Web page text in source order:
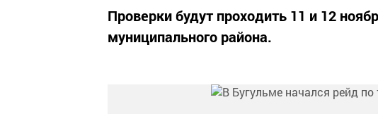
Проверки будут проходить 11 и 12
муниципального района.